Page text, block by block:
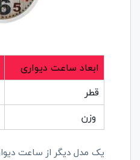
ابعاد ساعت دیواری
قطر
وزن
یک مدل دیگر از ساعت